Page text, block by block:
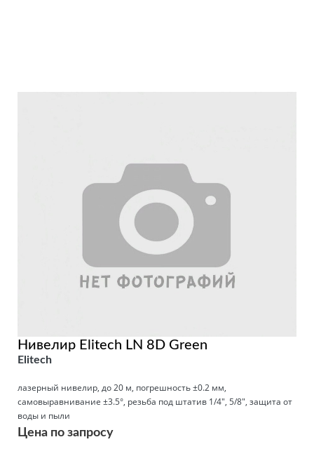
Нивелир Elitech LN 8D Green
Elitech
лазерный нивелир, до 20 м, погрешность ±0.2 мм,
самовыравнивание ±3.5°, резьба под штатив 1/4", 5/8", защита от
воды и пыли
Цена по запросу